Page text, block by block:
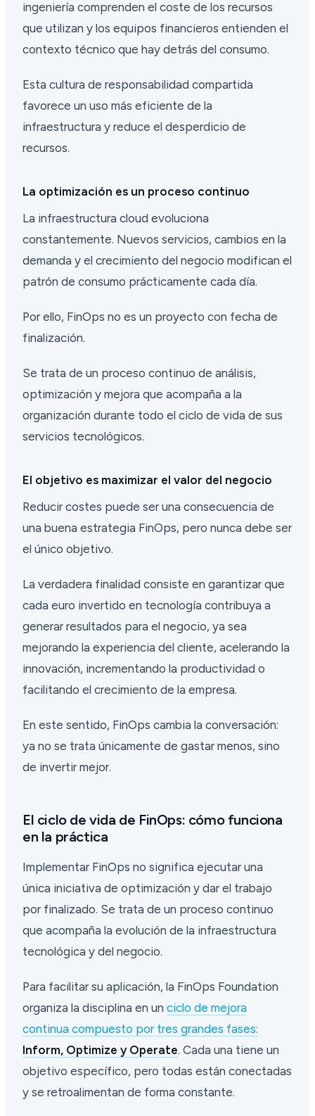
ingeniería comprenden el coste de los recursos
que utilizan y los equipos financieros entienden el
contexto técnico que hay detrás del consumo.
Esta cultura de responsabilidad compartida
favorece un uso más eficiente de la
infraestructura y reduce el desperdicio de
recursos.
La optimización es un proceso continuo
La infraestructura cloud evoluciona
constantemente. Nuevos servicios, cambios en la
demanda y el crecimiento del negocio modifican el
patrón de consumo prácticamente cada día.
Por ello, FinOps no es un proyecto con fecha de
finalización.
Se trata de un proceso continuo de análisis,
optimización y mejora que acompaña a la
organización durante todo el ciclo de vida de sus
servicios tecnológicos.
El objetivo es maximizar el valor del negocio
Reducir costes puede ser una consecuencia de
una buena estrategia FinOps, pero nunca debe ser
el único objetivo.
La verdadera finalidad consiste en garantizar que
cada euro invertido en tecnología contribuya a
generar resultados para el negocio, ya sea
mejorando la experiencia del cliente, acelerando la
innovación, incrementando la productividad o
facilitando el crecimiento de la empresa.
En este sentido, FinOps cambia la conversación:
ya no se trata únicamente de gastar menos, sino
de invertir mejor.
El ciclo de vida de FinOps: cómo funciona
en la práctica
Implementar FinOps no significa ejecutar una
única iniciativa de optimización y dar el trabajo
por finalizado. Se trata de un proceso continuo
que acompaña la evolución de la infraestructura
tecnológica y del negocio.
Para facilitar su aplicación, la FinOps Foundation
organiza la disciplina en un ciclo de mejora
continua compuesto por tres grandes fases:
Inform, Optimize y Operate. Cada una tiene un
objetivo específico, pero todas están conectadas
y se retroalimentan de forma constante.